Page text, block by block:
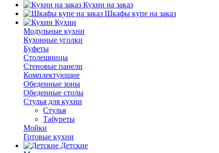
Кухни на заказ
Шкафы купе на заказ
Кухни
Модульные кухни
Кухонные уголки
Буфеты
Столешницы
Стеновые панели
Комплектующие
Обеденные зоны
Обеденные столы
Стулья для кухни
Cтулья
Табуреты
Мойки
Готовые кухни
Детские